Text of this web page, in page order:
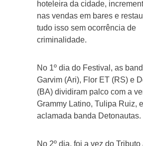
hoteleira da cidade,
nas vendas em bares e
tudo isso sem ocorrência de
criminalidade.
No 1º dia do Festival, as
Garvim (Ari), Flor ET (RS) e
(BA) dividiram palco com a
Grammy Latino, Tulipa Ruiz,
aclamada banda Detonautas.
No 2º dia, foi a vez do Tributo